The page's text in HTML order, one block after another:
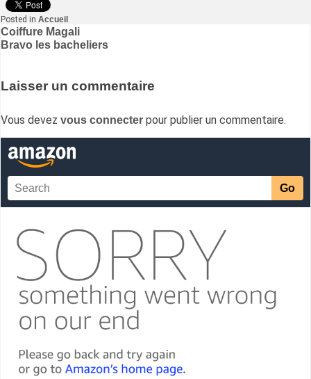
Posted in Accueil
Navigation
de
Coiffure Magali
Bravo les bacheliers
Laisser un commentaire
Vous devez vous connecter pour publier un commentaire.